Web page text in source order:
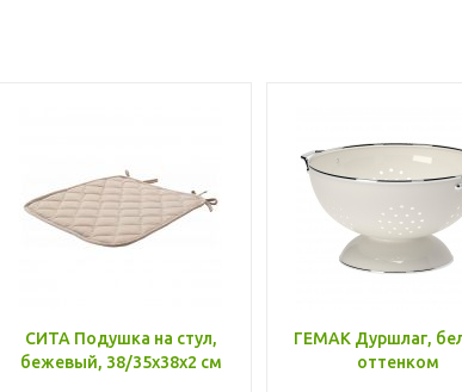
СИТА Подушка на стул,
бежевый, 38/35x38x2 см
ГЕМАК Дуршлаг,
оттенком